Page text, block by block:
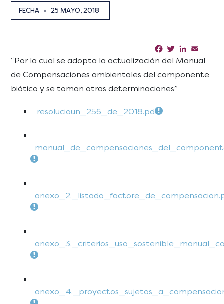
FECHA • 25 MAYO, 2018
Facebook
TwitterLinkedIn
“Por la cual se adopta la actualización del Manual
de Compensaciones ambientales del componente
biótico y se toman otras determinaciones”
resolucioun_256_de_2018.pdf